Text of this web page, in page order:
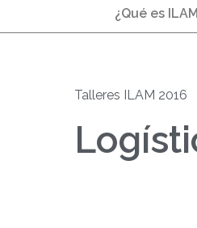
¿Qué es
Talleres ILAM 2016